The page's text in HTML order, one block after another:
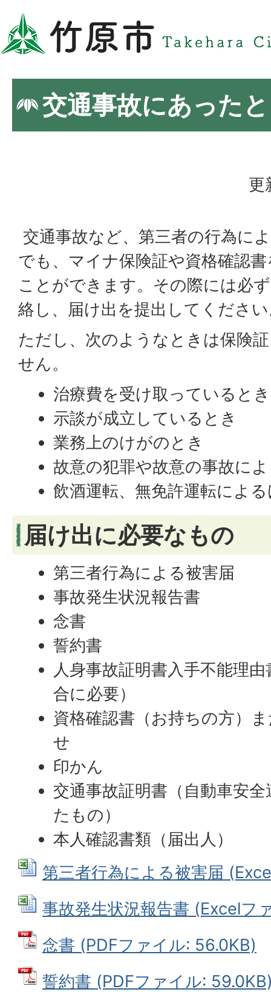
交通事故にあった
更
交通事故など、第三者の行為に
でも、マイナ保険証や資格確認
ことができます。その際には必
絡し、届け出を提出してくださ
ただし、次のようなときは保険
せん。
治療費を受け取っているとき
示談が成立しているとき
業務上のけがのとき
故意の犯罪や故意の事故に
飲酒運転、無免許運転によ
届け出に必要なもの
第三者行為による被害届
事故発生状況報告書
念書
誓約書
人身事故証明書入手不能理
合に必要）
資格確認書（お持ちの方）
せ
印かん
交通事故証明書（自動車安
たもの）
本人確認書類（届出人）
第三者行為による被害届
事故発生状況報告書 (Excelフ
念書 (PDFファイル: 56.0KB)
誓約書 (PDFファイル: